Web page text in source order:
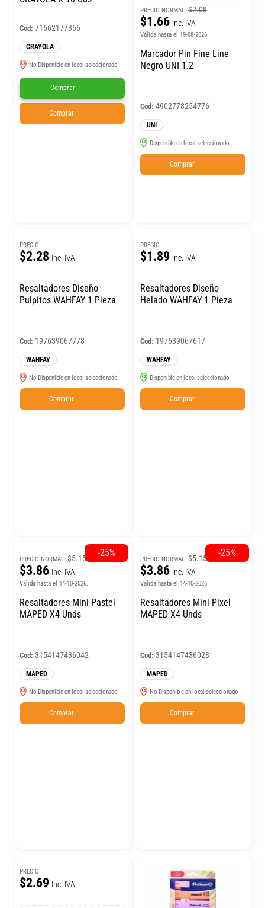
Cod: 71662177355
CRAYOLA
No Disponible en local seleccionado
Comprar
Comprar
PRECIO NORMAL: $2.08
$1.66 Inc. IVA
Válida hasta el 19-08-2026.
Marcador Pin Fine Line
Negro UNI 1.2
Cod: 4902778254776
UNI
Disponible en local seleccionado
Comprar
PRECIO
$2.28 Inc. IVA
Resaltadores Diseño
Pulpitos WAHFAY 1 Pieza
Cod: 197639067778
WAHFAY
No Disponible en local seleccionado
Comprar
PRECIO
$1.89 Inc. IVA
Resaltadores Diseño
Helado WAHFAY 1 Pieza
Cod: 197639067617
WAHFAY
Disponible en local seleccionado
Comprar
PRECIO NORMAL:$5.15
$3.86 Inc. IVA
Válida hasta el 14-10-2026.
Resaltadores Mini Pastel
MAPED X4 Unds
Cod: 3154147436042
MAPED
No Disponible en local seleccionado
Comprar
-25%
PRECIO NORMAL: $5.15
$3.86 Inc. IVA
Válida hasta el 14-10-2026.
Resaltadores Mini Pixel
MAPED X4 Unds
Cod: 3154147436028
MAPED
No Disponible en local seleccionado
Comprar
-25%
PRECIO
$2.69 Inc. IVA